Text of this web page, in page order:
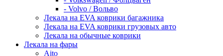
- Volvo / Вольво
Лекала на EVA коврики багажника
Лекала на EVA коврики грузовых авто
Лекала на обычные коврики
Лекала на фары
Aito